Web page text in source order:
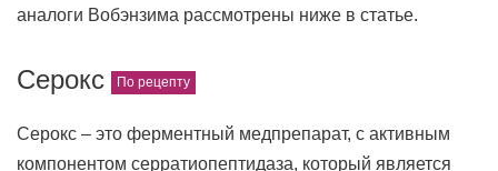
аналоги Вобэнзима рассмотрены ниже в статье.
Серокс
Серокс – это ферментный медпрепарат, с активным
компонентом серратиопептидаза, который является